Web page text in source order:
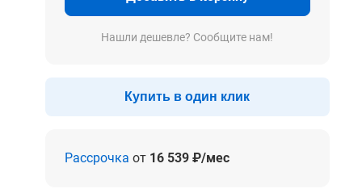
Нашли дешевле? Сообщите нам!
Купить в один клик
Рассрочка от 16 539 ₽/мес